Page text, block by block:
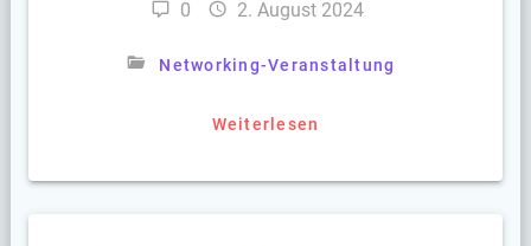
0 2. August 2024
Networking-Veranstaltung
Weiterlesen